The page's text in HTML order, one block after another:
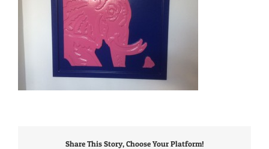
Share This Story, Choose Your Platform!